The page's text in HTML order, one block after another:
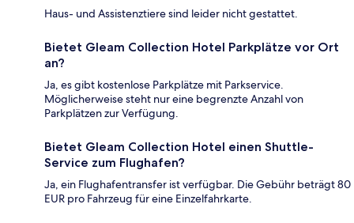
Haus- und Assistenztiere sind leider nicht gestattet.
Bietet Gleam Collection Hotel Parkplätze vor Ort
an?
Ja, es gibt kostenlose Parkplätze mit Parkservice.
Möglicherweise steht nur eine begrenzte Anzahl von
Parkplätzen zur Verfügung.
Bietet Gleam Collection Hotel einen Shuttle-
Service zum Flughafen?
Ja, ein Flughafentransfer ist verfügbar. Die Gebühr beträgt 80
EUR pro Fahrzeug für eine Einzelfahrkarte.